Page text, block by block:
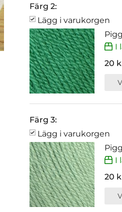
Färg 2:
Lägg i varukorgen
I
20
Färg 3:
Lägg i varukorgen
I
20